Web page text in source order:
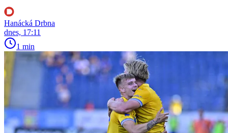
Hanácká Drbna
dnes, 17:11
1 min